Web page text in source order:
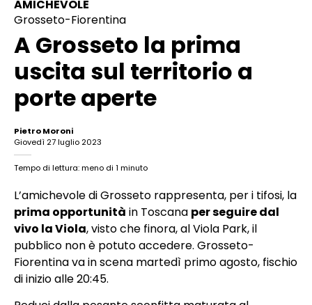
AMICHEVOLE
Grosseto-Fiorentina
A Grosseto la prima
uscita sul territorio a
porte aperte
Pietro Moroni
giovedì 27 luglio 2023
Tempo di lettura: meno di 1 minuto
L’amichevole di Grosseto rappresenta, per i tifosi, la
prima opportunità in Toscana per seguire dal
vivo la Viola, visto che finora, al Viola Park, il
pubblico non è potuto accedere. Grosseto-
Fiorentina va in scena martedì primo agosto, fischio
di inizio alle 20:45.